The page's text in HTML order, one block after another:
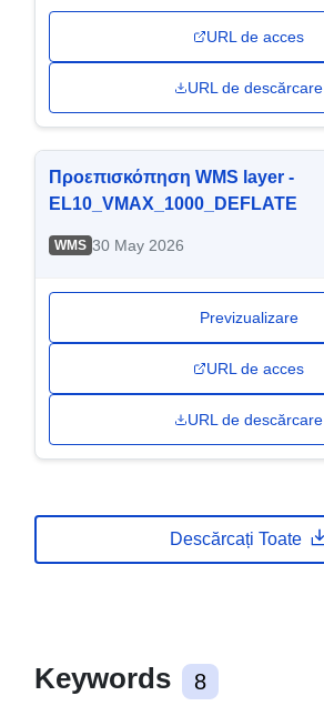
URL de acces
URL de descărcare
Προεπισκόπηση WMS layer -
EL10_VMAX_1000_DEFLATE
WMS 30 May 2026
Previzualizare
URL de acces
URL de descărcare
Descărcați Toate
Keywords 8